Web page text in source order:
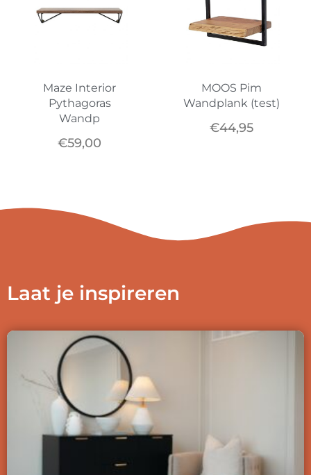
Maze Interior
Pythagoras
Wandp
€59,00
MOOS Pim
Wandplank (test)
€44,95
Laat je inspireren